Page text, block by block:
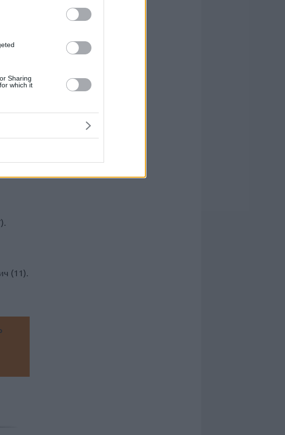
Sharing
which it
в
(11).